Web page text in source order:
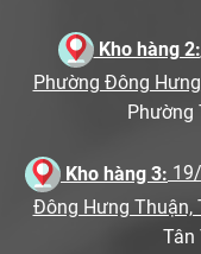
Kho hàng 2:
Phường Đông
Phường
Kho hàng 3:
Đông Hưng Thuận,
Tân